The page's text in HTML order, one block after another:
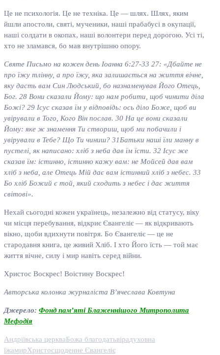
Це не психологія. Це не техніка. Це — шлях. Шлях, яким
йшли апостоли, святі, мученики, наші прабабусі в окупації,
наші солдати в окопах, наші волонтери перед дорогою. Усі ті,
хто не зламався, бо мав внутрішню опору.
Святе Письмо на кожен день Іоанна 6:27-33 27: «Дбайте не
про їжу тлінну, а про їжу, яка залишається на життя вічне,
яку дасть вам Син Людський, бо назнаменував Його Отець,
Бог. 28 Вони сказали Йому: що нам робити, щоб чинити діла
Божі? 29 Ісус сказав їм у відповідь: ось діло Боже, щоб ви
увірували в Того, Кого Він послав. 30 На це вони сказали
Йому: яке ж знамення Ти створиш, щоб ми побачили і
увірували в Тебе? Що Ти чиниш? 31Батьки наші їли манну в
пустелі, як написано: хліб з неба дав їм їсти. 32 Ісус же
сказав їм: істинно, істинно кажу вам: не Мойсей дав вам
хліб з неба, але Отець Мій дає вам істинний хліб з небес. 33
Бо хліб Божий є той, який сходить з небес і дає життя
світові».
Нехай сьогодні кожен українець, незалежно від статусу, віку
чи місця перебування, відкриє Євангеліє — як відкривають
вікно, щоби вдихнути повітря. Бо Євангеліє — це не
стародавня книга, це живий Хліб. І хто Його їсть — той має
життя вічне, силу і мир навіть серед війни.
Христос Воскрес! Воістину Воскрес!
Авторська колонка журналіста В’ячеслава Ковтуна
Джерело: Фонд пам’яті Блаженнішого Митрополита
Мефодія
Андріївська церкваБожа благодатьвірадуховна
їжамирХристосщоденне Євангеліє